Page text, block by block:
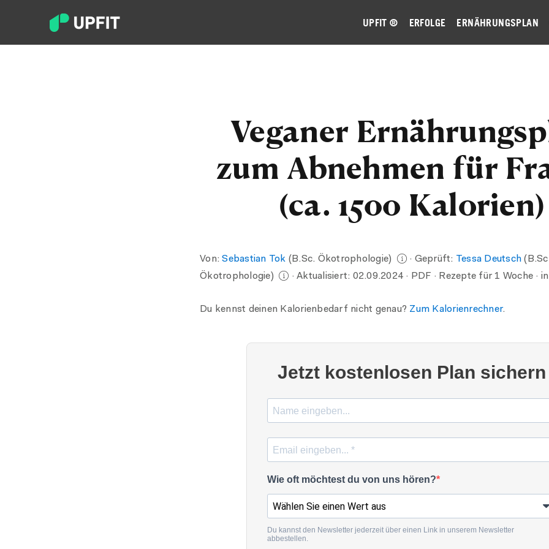
UPFIT ® ERFOLGE ERNÄHRUNGSPLAN
Veganer
zum Abnehmen für
(ca. 1500 Kalorien)
Von:Sebastian Tok (B.Sc. Ökotrophologie) · Geprüft: Tessa Deutsch
Ökotrophologie)
· Aktualisiert: 02.09.2024 · PDF · Rezepte für 1 Woche ·
Du kennst deinen Kalorienbedarf nicht genau? Zum Kalorienrechner.